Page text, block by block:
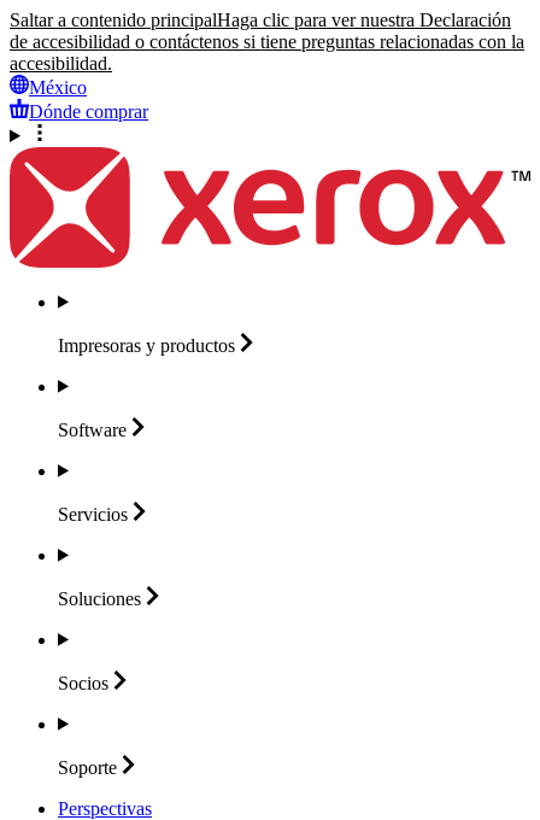
Saltar a contenido principalHaga clic para ver nuestra Declaración
de accesibilidad o contáctenos si tiene preguntas relacionadas con la
accesibilidad.
México
Dónde comprar
Impresoras y productos
Software
Servicios
Soluciones
Socios
Soporte
Perspectivas